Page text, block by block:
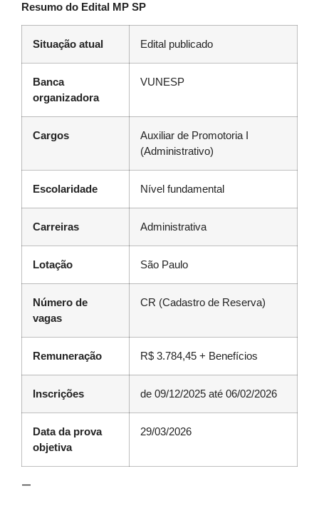
Resumo do Edital MP SP
Situação atual Edital publicado
Banca
organizadora
VUNESP
Cargos
Auxiliar de Promotoria I
(Administrativo)
Escolaridade Nível fundamental
Carreiras Administrativa
Lotação São Paulo
Número de
vagas
CR (Cadastro de Reserva)
Remuneração R$ 3.784,45 + Benefícios
Inscrições de 09/12/2025 até 06/02/2026
Data da prova
objetiva
29/03/2026
—